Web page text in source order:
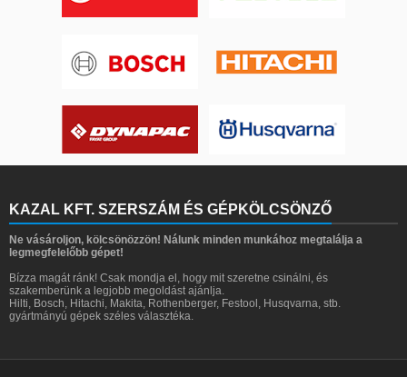
KAZAL KFT. SZERSZÁM ÉS GÉPKÖLCSÖNZŐ
Ne vásároljon, kölcsönözzön! Nálunk minden munkához megtalálja a
legmegfelelőbb gépet!
Bízza magát ránk! Csak mondja el, hogy mit szeretne csinálni, és
szakemberünk a legjobb megoldást ajánlja.
Hilti, Bosch, Hitachi, Makita, Rothenberger, Festool, Husqvarna, stb.
gyártmányú gépek széles választéka.